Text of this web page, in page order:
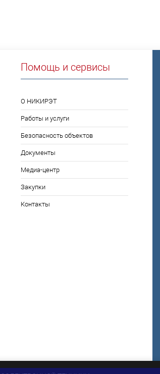
Помощь и сервисы
О НИКИРЭТ
Работы и услуги
Безопасность объектов
Документы
Медиа-центр
Закупки
Контакты